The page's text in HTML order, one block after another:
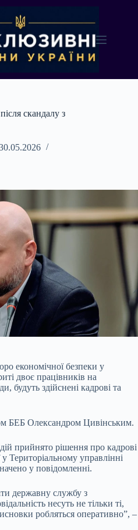
скандалу з
економічної безпеки у
двоє працівників на
будуть здійснені кадрові та
БЕБ Олександром Цивінським.
прийнято рішення про кадрові
у Територіальному управлінні
у повідомленні.
державну службу з
несуть не тільки ті,
робляться оперативно”, –